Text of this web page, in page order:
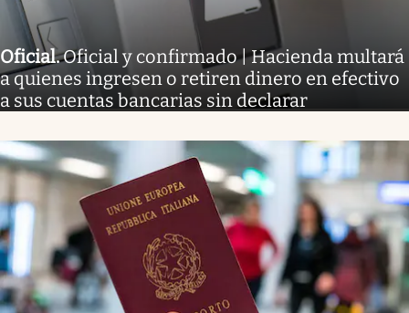
Oficial.Oficial y confirmado | Hacienda multará
a quienes ingresen o retiren dinero en efectivo
a sus cuentas bancarias sin declarar